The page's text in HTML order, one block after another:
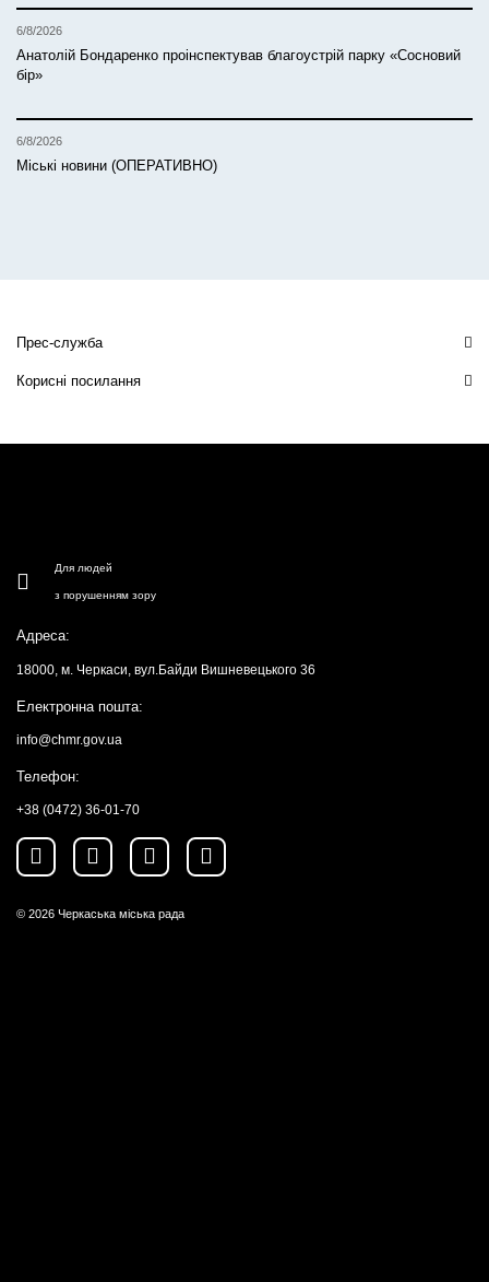
6/8/2026
Анатолій Бондаренко проінспектував благоустрій парку «Сосновий
бір»
6/8/2026
Міські новини (ОПЕРАТИВНО)
Прес-служба
Корисні посилання
Для людей
з порушенням зору
Адреса:
18000, м. Черкаси, вул.Байди Вишневецького 36
Електронна пошта:
info@chmr.gov.ua
Телефон:
+38 (0472) 36-01-70
© 2026 Черкаська міська рада